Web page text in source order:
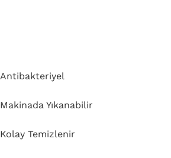
Antibakteriyel
Makinada Yıkanabilir
Kolay Temizlenir